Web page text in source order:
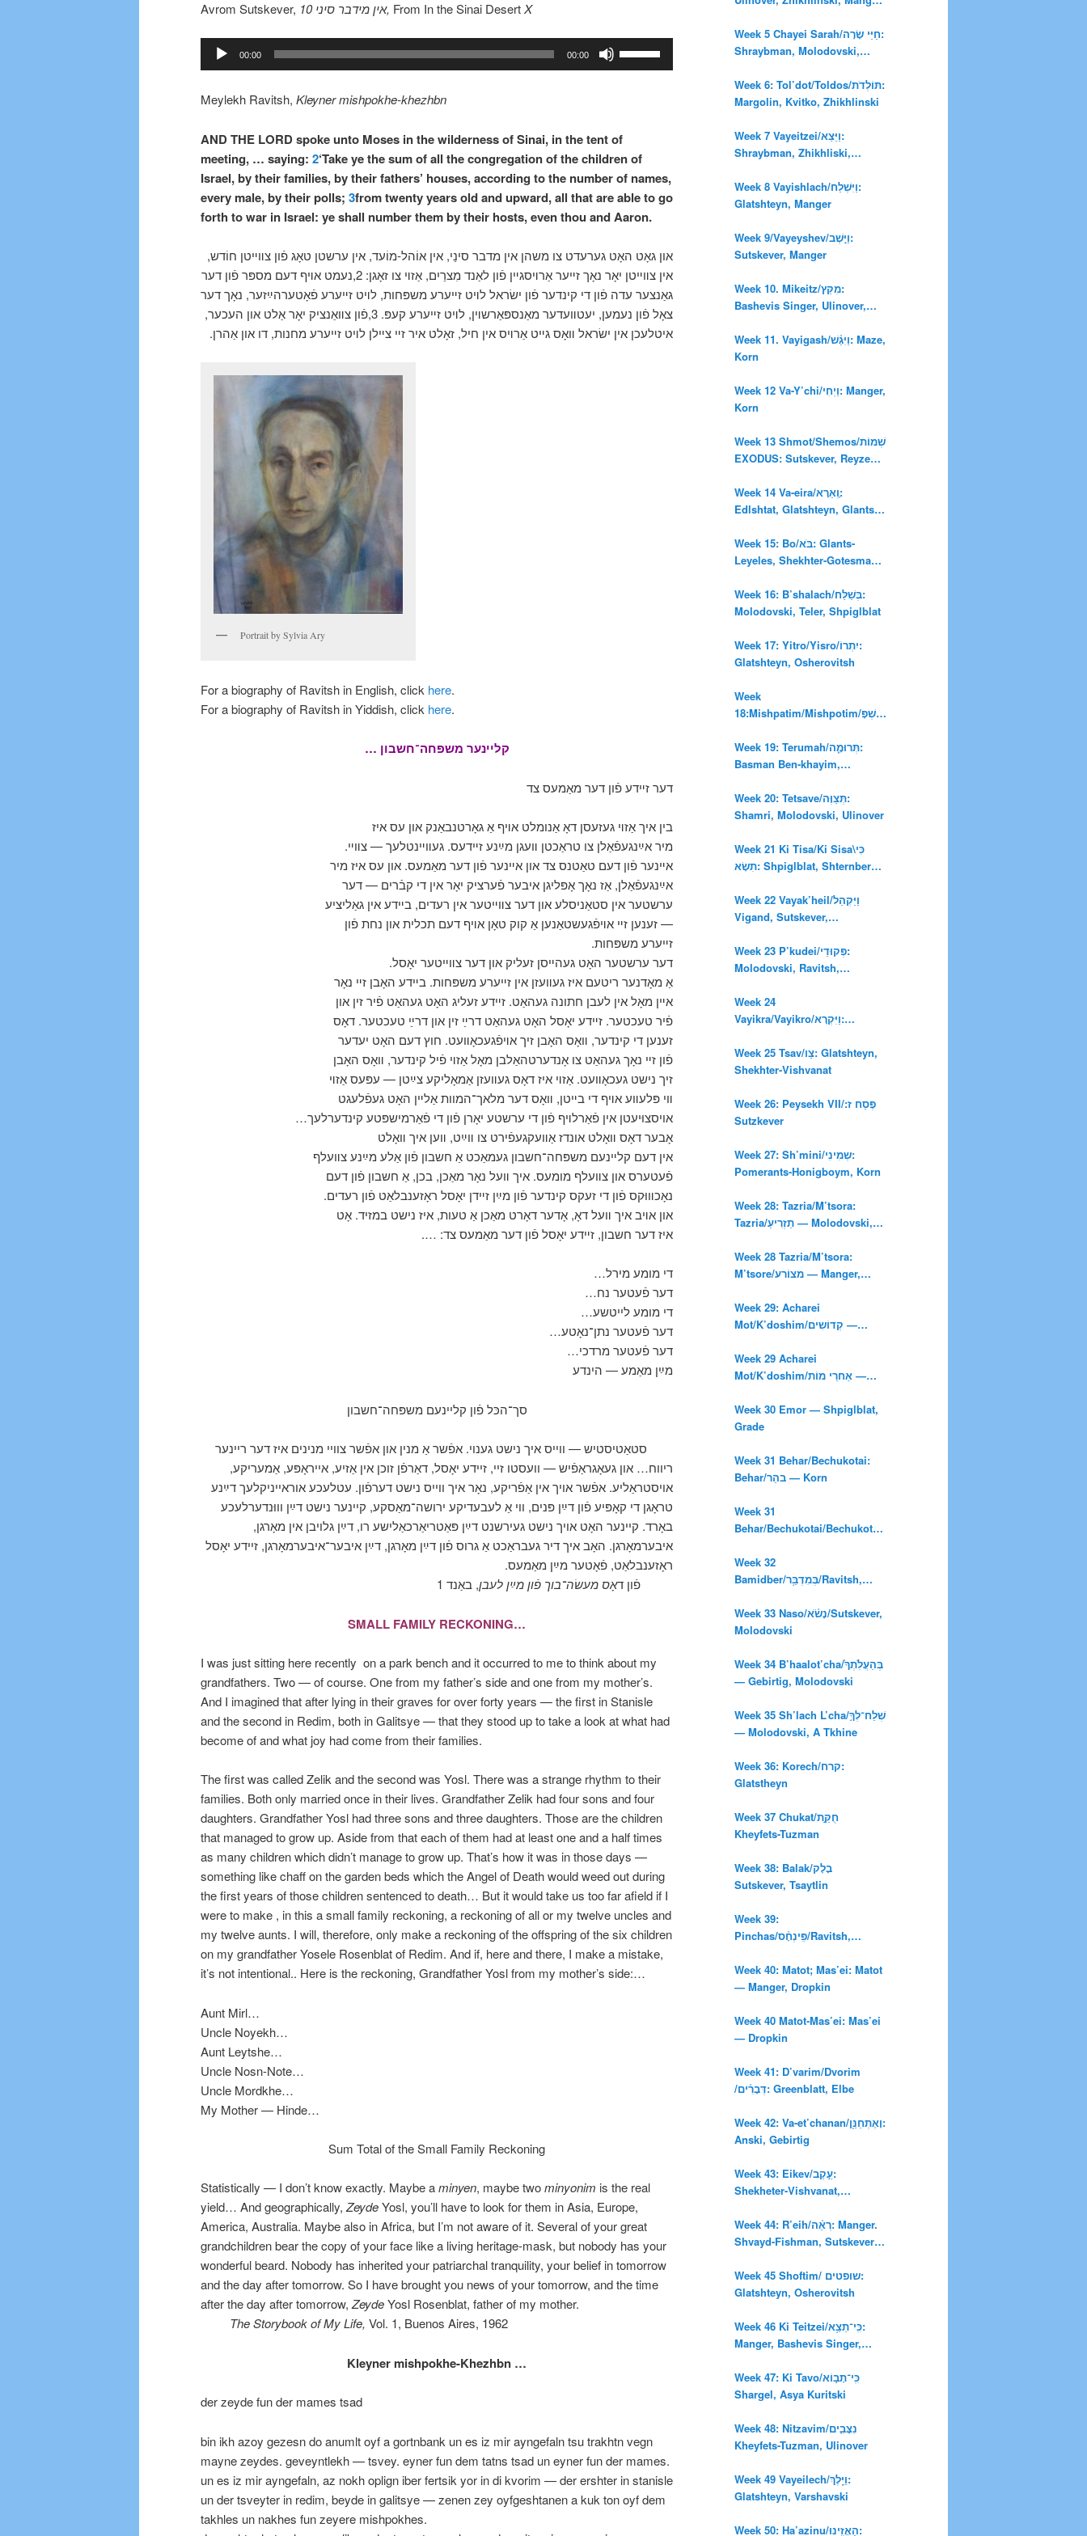
Avrom Sutskever,
אין מידבר סיני 10, From In the Sinai DesertX
Audio
Player
00:00 00:00
increase
or
decrease
volume.
Meylekh Ravitsh, Kleyner mishpokhe-khezhbn
AND THE LORD spoke unto Moses in the wilderness of Sinai, in the tent of
meeting, … saying: 2‘Take ye the sum of all the congregation of the children of
Israel, by their families, by their fathers’ houses, according to the number of names,
every male, by their polls; 3from twenty years old and upward, all that are able to go
forth to war in Israel: ye shall number them by their hosts, even thou and Aaron.
און גאָט האָט גערעדט צו משהן אין מדבר סינַי, אין אוֹהל-מוֹעד, אין ערשטן טאָג פֿון צװײטן חוֹדש,
אין צװײטן יאָר נאָך זײער אַרױסגײן פֿון לאַנד מִצרַיִם, אַזױ צו זאָגן: 2,נעמט אױף דעם מספּר פֿון דער
גאַנצער עדה פֿון די קינדער פֿון ישׂראל לױט זײערע משפּחות, לױט זײערע פֿאָטערהײַזער, נאָך דער
צאָל פֿון נעמען, יעטװעדער מאַנספּאַרשױן, לױט זײערע קעפּ. 3,פֿון צװאַנציק יאָר אַלט און העכער,
איטלעכן אין ישׂראל װאָס גײט אַרױס אין חיל, זאָלט איר זײ צײלן לױט זײערע מחנות, דו און אַהרן.
Portrait by Sylvia Ary
For a biography of Ravitsh in English, click here.
For a biography of Ravitsh in Yiddish, click here.
קליינער משפּחה־חשבון …
דער זײדע פֿון דער מאַמעס צד
בין איך אַזױ געזעסן דאָ אַנומלט אױף אַ גאָרטנבאַנק און עס איז
מיר אײַנגעפֿאַלן צו טראַכטן װעגן מײַנע זײדעס. געװײנטלעך — צװײ.
אײנער פֿון דעם טאַטנס צד און אײנער פֿון דער מאַמעס. און עס איז מיר
אײַנגעפֿאַלן, אַז נאָך אָפּליגן איבער פֿערציק יאָר אין די קבֿרים — דער
ערשטער אין סטאַניסלע און דער צװײטער אין רעדים, בײדע אין גאַליציע
— זענען זײ אױפֿגעשטאַנען אַ קוק טאָן אױף דעם תכלית און נחת פֿון
זײערע משפּחות.
דער ערשטער האָט געהײסן זעליק און דער צװײטער יאָסל.
אַ מאָדנער ריטעם איז געװעזן אין זײערע משפּחות. בײדע האָבן זײ נאָר
אײן מאָל אין לעבן חתונה געהאַט. זײדע זעליג האָט געהאַט פֿיר זין און
פֿיר טעכטער. זײדע יאָסל האָט געהאַט דרײַ זין און דרײַ טעכטער. דאָס
זענען די קינדער, װאָס האָבן זיך אױפֿגעכאָװעט. חוץ דעם האָט יעדער
פֿון זײ נאָך געהאַט צו אָנדערטהאַלבן מאָל אַזױ פֿיל קינדער, װאָס האָבן
זיך נישט געכאָװעט. אַזױ איז דאָס געװעזן אַמאָליקע צײַטן — עפּעס אַזױ
װי פּלעװע אױף די בײטן, װאָס דער מלאך־המוות אַלײן האָט געפֿלעגט
אויסצוּיעטן אין פֿאַרלױף פֿון די ערשטע יאָרן פֿון די פֿאַרמישפּטע קינדערלעך…
אָבער דאָס װאָלט אונדז אַװעקגעפֿירט צו װײַט, װען איך װאָלט
אין דעם קלײנעם משפּחה־חשבון געמאַכט אַ חשבון פֿון אַלע מײַנע צװעלף
פֿעטערס און צװעלף מומעס. איך װעל נאָר מאַכן, בכן, אַ חשבון פֿון דעם
נאָכװוּקס פֿון די זעקס קינדער פֿון מײַן זײדן יאָסל ראָזענבלאַט פֿון רעדים.
און אױב איך װעל דאָ, אָדער דאָרט מאַכן אַ טעות, איז נישט במזיד. אָט
איז דער חשבון, זײדע יאָסל פֿון דער מאַמעס צד: ….
די מומע מירל…
דער פֿעטער נח…
די מומע לייטשע…
דער פֿעטער נתן־נאָטע…
דער פֿעטער מרדכי…
מײַן מאַמע — הינדע
סך־הכּל פֿון קליינעם משפּחה־חשבון
סטאַטיסטיש — ווייס איך נישט גענוי. אפֿשר אַ מנין און אפֿשר צוויי מנינים איז דער ריינער
ריווח… און געאָגראַפֿיש — וועסטו זיי, זיידע יאָסל, דאַרפֿן זוכן אין אַזיע, אייראָפּע, אַמעריקע,
אויסטראַליע. אפֿשר אויך אין אַפֿריקע, נאָר איך ווייס נישט דערפֿון. עטלעכע אוראייניקלעך דײַנע
טראָגן די קאָפּיע פֿון דײַן פּנים, ווי אַ לעבעדיקע ירושה־מאַסקע, קיינער נישט דײַן וווּנדערלעכע
באָרד. קיינער האָט אויך נישט געירשנט דײַן פּאַטריאַרכאַלישע רו, דײַן גלויבן אין מאָרגן,
איבערמאָרגן. האָב איך דיר געבראַכט אַ גרוס פֿון דײַן מאָרגן, דײַן איבער־איבערמאָרגן, זיידע יאָסל
ראָזענבלאַט, פֿאָטער מײַן מאַמעס.
פֿון דאָס מעשׂה־בוך פֿון מײַן לעבן, באַנד 1
SMALL FAMILY RECKONING…
I was just sitting here recently on a park bench and it occurred to me to think about my
grandfathers. Two — of course. One from my father’s side and one from my mother’s.
And I imagined that after lying in their graves for over forty years — the first in Stanisle
and the second in Redim, both in Galitsye — that they stood up to take a look at what had
become of and what joy had come from their families.
The first was called Zelik and the second was Yosl. There was a strange rhythm to their
families. Both only married once in their lives. Grandfather Zelik had four sons and four
daughters. Grandfather Yosl had three sons and three daughters. Those are the children
that managed to grow up. Aside from that each of them had at least one and a half times
as many children which didn’t manage to grow up. That’s how it was in those days —
something like chaff on the garden beds which the Angel of Death would weed out during
the first years of those children sentenced to death… But it would take us too far afield if I
were to make , in this a small family reckoning, a reckoning of all or my twelve uncles and
my twelve aunts. I will, therefore, only make a reckoning of the offspring of the six children
on my grandfather Yosele Rosenblat of Redim. And if, here and there, I make a mistake,
it’s not intentional.. Here is the reckoning, Grandfather Yosl from my mother’s side:…
Aunt Mirl…
Uncle Noyekh…
Aunt Leytshe…
Uncle Nosn-Note…
Uncle Mordkhe…
My Mother — Hinde…
Sum Total of the Small Family Reckoning
Statistically — I don’t know exactly. Maybe aminyen, maybe twominyonim is the real
yield… And geographically,ZeydeYosl, you’ll have to look for them in Asia, Europe,
America, Australia. Maybe also in Africa, but I’m not aware of it. Several of your great
grandchildren bear the copy of your face like a living heritage-mask, but nobody has your
wonderful beard. Nobody has inherited your patriarchal tranquility, your belief in tomorrow
and the day after tomorrow. So I have brought you news of your tomorrow, and the time
after the day after tomorrow,ZeydeYosl Rosenblat, father of my mother.
The Storybook of My Life, Vol. 1, Buenos Aires, 1962
Kleyner mishpokhe-Khezhbn …
der zeyde fun der mames tsad
bin ikh azoy gezesn do anumlt oyf a gortnbank un es iz mir ayngefaln tsu trakhtn vegn
mayne zeydes. geveyntlekh — tsvey. eyner fun dem tatns tsad un eyner fun der mames.
un es iz mir ayngefaln, az nokh oplign iber fertsik yor in di kvorim — der ershter in stanisle
un der tsveyter in redim, beyde in galitsye — zenen zey oyfgeshtanen a kuk ton oyf dem
takhles un nakhes fun zeyere mishpokhes.
Week 5 Chayei Sarah/חַיֵּי שָׂרָה:
Shraybman, Molodovski,
Week 6: Tol’dot/Toldos/תּוֹלְדֹת:
Margolin, Kvitko, Zhikhlinski
Week 7 Vayeitzei/וַיֵּצֵא:
Shraybman, Zhikhliski,
Week 8 Vayishlach/וַיִּשְׁלַח:
Glatshteyn, Manger
Week 9/Vayeyshev/וַיֵּ֣שֶׁב:
Sutskever, Manger
Week 10. Mikeitz/מִקֵּץ:
Bashevis Singer, Ulinover,
Week 11. Vayigash/וַיִּגַּ֨שׁ: Maze,
Korn
Week 12 Va-Y’chi/וַיְחִי: Manger,
Korn
Week 13 Shmot/Shemos/שְׁמוֹת
EXODUS: Sutskever, Reyzen,
Tuzman
Week 14 Va-eira/וָֽאֵרָא:
Edlshtat, Glatshteyn, Glants-
Week 15: Bo/בֹּא: Glants-
Leyeles, Shekhter-Gotesman,
Week 16: B’shalach/בְּשַׁלַּח:
Molodovski, Teler, Shpiglblat
Week 17: Yitro/Yisro/יִתְרוֹ:
Glatshteyn, Osherovitsh
Week
18:Mishpatim/Mishpotim/מִּשְׁפָּ
Grade, Veprinski, Glatshteyn
Week 19: Terumah/תְּרוּמָ֑ה:
Basman Ben-khayim,
Week 20: Tetsave/תְּצַוֶּה:
Shamri, Molodovski, Ulinover
Week 21 Ki Tisa/Ki Sisa\כִּי
תִשָׂא: Shpiglblat, Shternberg,
Folksong: Kotsk
Week 22 Vayak’heil/וַיַּקְהֵל
Vigand, Sutskever,
Week 23 P’kudei/פְּקוּדֵי:
Molodovski, Ravitsh,
Week 24
Vayikra/Vayikro/וַיִּקְרָא:
Week 25 Tsav/צַו: Glatshteyn,
Shekhter-Vishvanat
Week 26: Peysekh VII/‫פֶּסַח ז:
Sutzkever
Week 27: Sh’mini/שְמִינִי:
Pomerants-Honigboym, Korn
Week 28: Tazria/M’tsora:
Tazria/תַזְרִיעַ — Molodovski,
Week 28 Tazria/M’tsora:
M’tsore/מצוֹרע — Manger,
Week 29: Acharei
Mot/K’doshim/קְדוֹשִים —
Week 29 Acharei
Mot/K’doshim/אַחרֵי מוֹת —
Week 30 Emor — Shpiglblat,
Grade
Week 31 Behar/Bechukotai:
Behar/בהַר — Korn
Week 31
Behar/Bechukotai/Bechukotai/
Week 32
Bamidber/בְּמִדְבַּ֥ר/Ravitsh,
Week 33 Naso/נָשֹׂ֗א/Sutskever,
Molodovski
Week 34 B’haalot’cha/בְּהַעֲלֹֽתְךָ֙
— Gebirtig, Molodovski
Week 35 Sh’lach L’cha/שְׁלַח־לְךָ֣
— Molodovski, A Tkhine
Week 36: Korech/קרח:
Glatstheyn
Week 37 Chukat/חֻקַּ֣ת
Kheyfets-Tuzman
Week 38: Balak/בָלָק
Sutskever, Tsaytlin
Week 39:
Pinchas/פִּֽינְחָ֨ס/Ravitsh,
Week 40: Matot; Mas’ei: Matot
— Manger, Dropkin
Week 40 Matot-Mas’ei: Mas’ei
— Dropkin
Week 41: D’varim/Dvorim
/דְּבָרִ֗ים: Greenblatt, Elbe
Week 42: Va-et’chanan/וָאֶתְחַנַּ֖ן:
Anski, Gebirtig
Week 43: Eikev/עֵ֣קֶב:
Shekheter-Vishvanat,
Week 44: R’eih/רְאֵ֗ה: Manger.
Shvayd-Fishman, Sutskever,
Week 45 Shoftim/ שופטים:
Glatshteyn, Osherovitsh
Week 46 Ki Teitzei/כִּֽי־תֵצֵ֥א:
Manger, Bashevis Singer,
Week 47: Ki Tavo/כִּֽי־תָב֣וֹא
Shargel, Asya Kuritski
Week 48: Nitzavim/נִצָּבִ֤ים
Kheyfets-Tuzman, Ulinover
Week 49 Vayeilech/וַיֵּ֖לֶךְ:
Glatshteyn, Varshavski
Week 50: Ha’azinu/הַאֲזִ֥ינוּ: